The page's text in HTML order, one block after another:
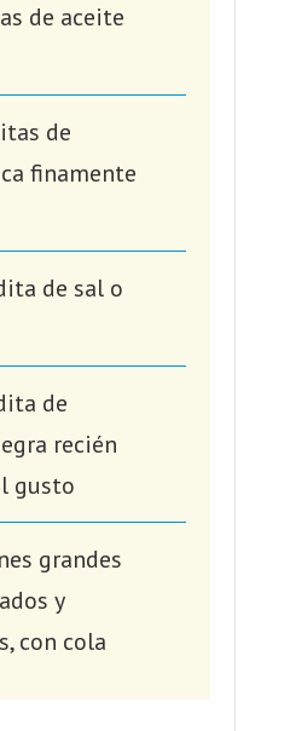
de aceite
de
finamente
de sal o
de
recién
gusto
grandes
y
con cola